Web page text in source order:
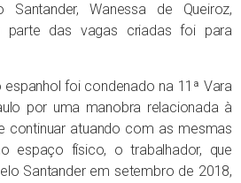
Santander, Wanessa de Queiroz,
parte das vagas criadas foi para
foi condenado na 11ª Vara
por uma manobra relacionada à
continuar atuando com as mesmas
espaço físico, o trabalhador, que
Santander em setembro de 2018,